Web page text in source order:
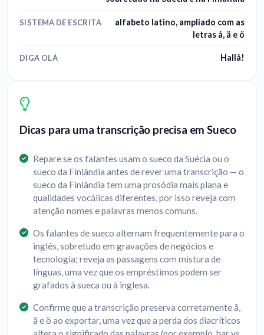
SISTEMA DE ESCRITA
alfabeto latino, ampliado com as
letras å, ä e ö
DIGA OLÁ Hallå!
Dicas para uma transcrição precisa em Sueco
Repare se os falantes usam o sueco da Suécia ou o
sueco da Finlândia antes de rever uma transcrição — o
sueco da Finlândia tem uma prosódia mais plana e
qualidades vocálicas diferentes, por isso reveja com
atenção nomes e palavras menos comuns.
Os falantes de sueco alternam frequentemente para o
inglês, sobretudo em gravações de negócios e
tecnologia; reveja as passagens com mistura de
línguas, uma vez que os empréstimos podem ser
grafados à sueca ou à inglesa.
Confirme que a transcrição preserva corretamente å,
ä e ö ao exportar, uma vez que a perda dos diacríticos